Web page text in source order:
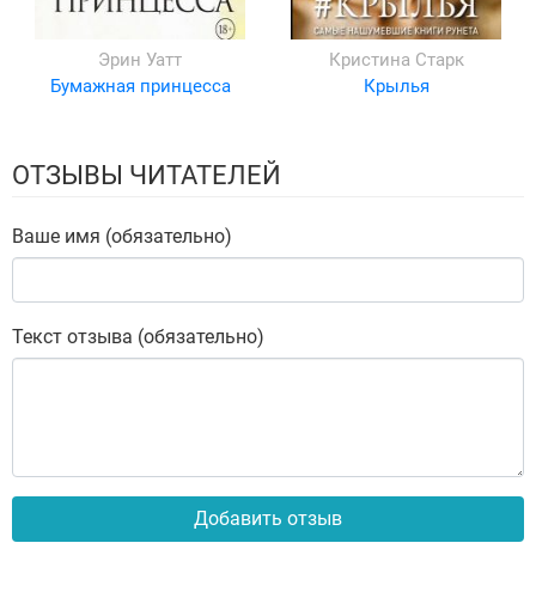
Эрин Уатт
Бумажная принцесса
Кристина Старк
Крылья
ОТЗЫВЫ ЧИТАТЕЛЕЙ
Ваше имя (обязательно)
Текст отзыва (обязательно)
Добавить отзыв